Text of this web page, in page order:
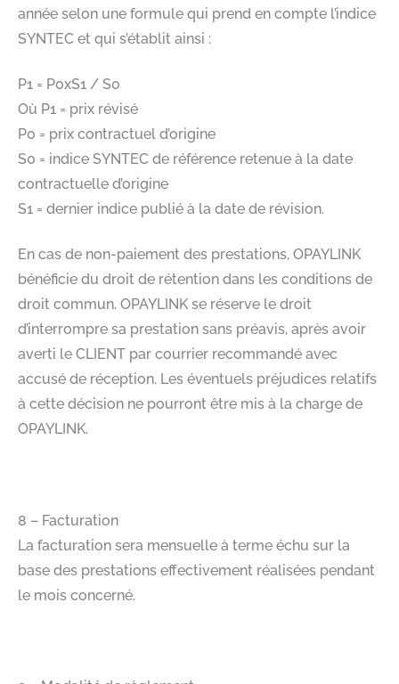
année selon une formule qui prend en compte l’indice
SYNTEC et qui s’établit ainsi :​
P1 = P0xS1 / S0​
Où P1 = prix révisé​
P0 = prix contractuel d’origine​
S0 = indice SYNTEC de référence retenue à la date
contractuelle d’origine​
S1 = dernier indice publié à la date de révision.​
En cas de non-paiement des prestations, OPAYLINK
bénéficie du droit de rétention dans les conditions de
droit commun. OPAYLINK se réserve le droit
d’interrompre sa prestation sans préavis, après avoir
averti le CLIENT par courrier recommandé avec
accusé de réception. Les éventuels préjudices relatifs
à cette décision ne pourront être mis à la charge de
OPAYLINK.​
8 – Facturation​
La facturation sera mensuelle à terme échu sur la
base des prestations effectivement réalisées pendant
le mois concerné.​